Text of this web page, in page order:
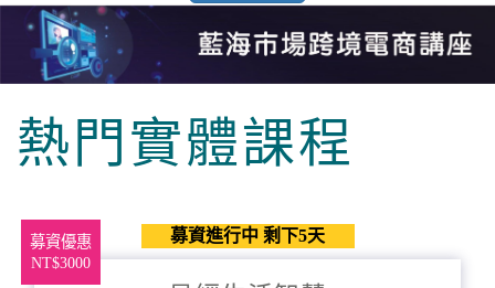
熱門實體課程
募資優惠
NT$3000
募資進行中 剩下5天